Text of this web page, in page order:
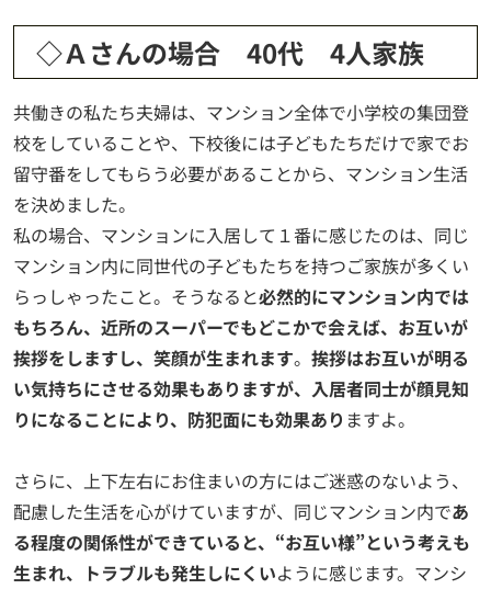
◇Ａさんの場合 40代 4人家族
共働きの私たち夫婦は、マンション全体で小学校の集団登
校をしていることや、下校後には子どもたちだけで家でお
留守番をしてもらう必要があることから、マンション生活
を決めました。
私の場合、マンションに入居して１番に感じたのは、同じ
マンション内に同世代の子どもたちを持つご家族が多くい
らっしゃったこと。そうなると必然的にマンション内では
もちろん、近所のスーパーでもどこかで会えば、お互いが
挨拶をしますし、笑顔が生まれます。 挨拶はお互いが明る
い気持ちにさせる効果もありますが、入居者同士が顔見知
りになることにより、防犯面にも効果あり ますよ。
さらに、上下左右にお住まいの方にはご迷惑のないよう、
配慮した生活を心がけていますが、同じマンション内であ
る程度の関係性ができていると、“お互い様”という考えも
生まれ、トラブルも発生しにくいように感じます。マンシ